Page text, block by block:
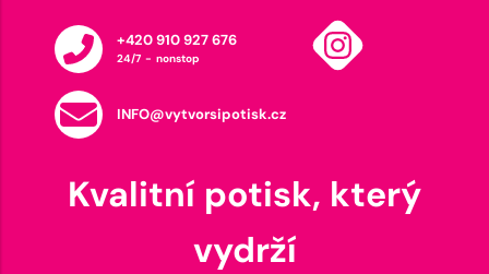
+420 910 927 676
24/7 - nonstop
INFO@vytvorsipotisk.cz
Kvalitní potisk, který
vydrží